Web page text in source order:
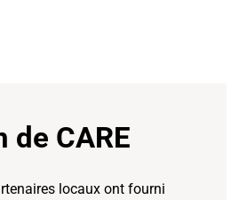
de CARE
locaux ont fourni